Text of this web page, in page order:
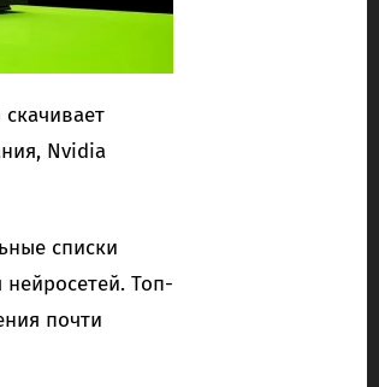
Nvidia
списки
Топ-
почти